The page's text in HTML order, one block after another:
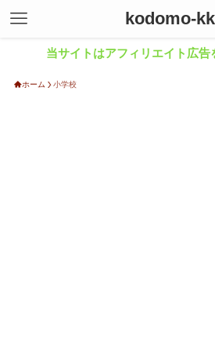
kodomo-
当サイトはアフィリエイト広告
ホーム 小学校